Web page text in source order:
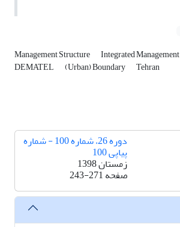
Management Structure Integrated Management
DEMATEL (Urban) Boundary Tehran
دوره 26، شماره 100 - شماره
پیاپی 100
زمستان 1398
صفحه243-271